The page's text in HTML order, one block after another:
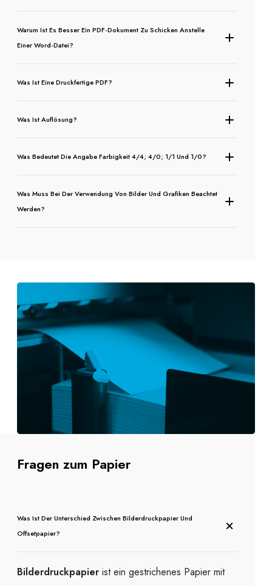
Warum Ist Es Besser Ein PDF-Dokument Zu Schicken Anstelle
Einer Word-Datei?
Was Ist Eine Druckfertige PDF?
Was Ist Auflösung?
Was Bedeutet Die Angabe Farbigkeit 4/4; 4/0; 1/1 Und 1/0?
Was Muss Bei Der Verwendung Von Bilder Und Grafiken Beachtet
Werden?
Fragen zum Papier
Was Ist Der Unterschied Zwischen Bilderdruckpapier Und
Offsetpapier?
Bilderdruckpapier ist ein gestrichenes Papier mit